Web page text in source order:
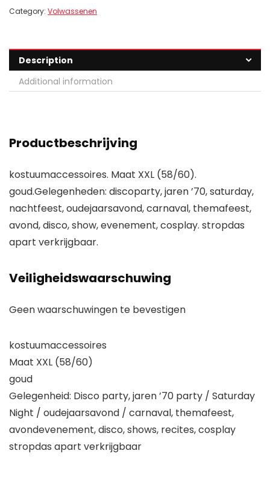
Category: Volwassenen
Description
Additional information
Productbeschrijving
kostuumaccessoires. Maat XXL (58/60).
goud.Gelegenheden: discoparty, jaren ’70, saturday,
nachtfeest, oudejaarsavond, carnaval, themafeest,
avond, disco, show, evenement, cosplay. stropdas
apart verkrijgbaar.
Veiligheidswaarschuwing
Geen waarschuwingen te bevestigen
kostuumaccessoires
Maat XXL (58/60)
goud
Gelegenheid: Disco party, jaren ’70 party / Saturday
Night / oudejaarsavond / carnaval, themafeest,
avondevenement, disco, shows, recites, cosplay
stropdas apart verkrijgbaar